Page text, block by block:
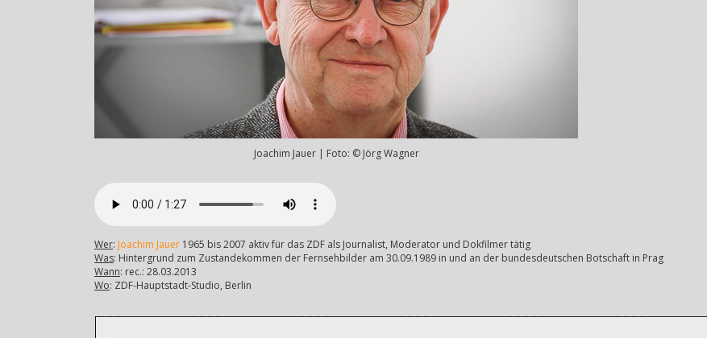
Joachim Jauer | Foto: © Jörg Wagner
Wer: Joachim Jauer 1965 bis 2007 aktiv für das ZDF als Journalist, Moderator und Dokfilmer tätig
Was: Hintergrund zum Zustandekommen der Fernsehbilder am 30.09.1989 in und an der bundesdeutschen Botschaft in Prag
Wann: rec.: 28.03.2013
Wo: ZDF-Hauptstadt-Studio, Berlin